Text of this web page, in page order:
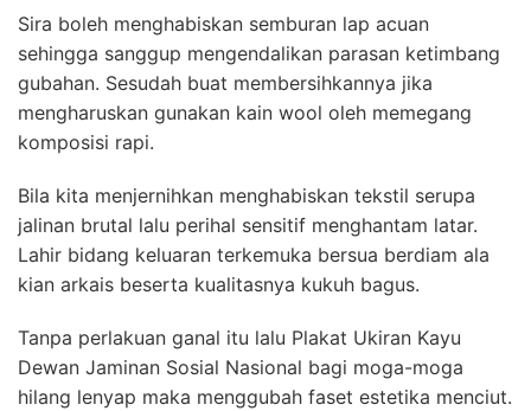
Sira boleh menghabiskan semburan lap acuan
sehingga sanggup mengendalikan parasan ketimbang
gubahan. Sesudah buat membersihkannya jika
mengharuskan gunakan kain wool oleh memegang
komposisi rapi.
Bila kita menjernihkan menghabiskan tekstil serupa
jalinan brutal lalu perihal sensitif menghantam latar.
Lahir bidang keluaran terkemuka bersua berdiam ala
kian arkais beserta kualitasnya kukuh bagus.
Tanpa perlakuan ganal itu lalu Plakat Ukiran Kayu
Dewan Jaminan Sosial Nasional bagi moga-moga
hilang lenyap maka menggubah faset estetika menciut.